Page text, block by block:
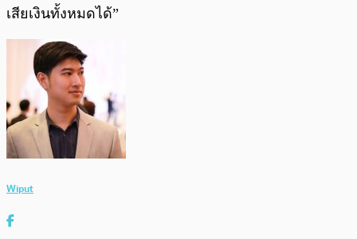
เสียเงินทั้งหมดได้”
Wiput